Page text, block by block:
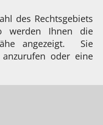
des Rechtsgebiets
werden Ihnen die
angezeigt. Sie
oder eine